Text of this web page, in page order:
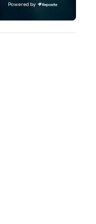
implement the right
Powered by